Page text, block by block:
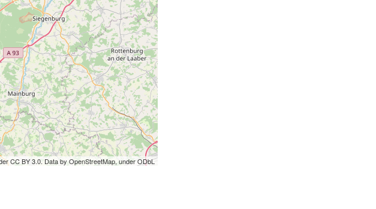
CC BY 3.0. Data by OpenStreetMap, under ODbL